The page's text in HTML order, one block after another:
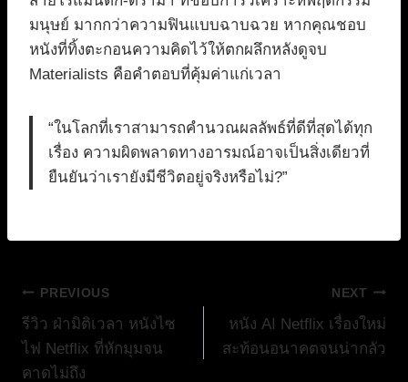
มนุษย์ มากกว่าความฟินแบบฉาบฉวย หากคุณชอบ
หนังที่ทิ้งตะกอนความคิดไว้ให้ตกผลึกหลังดูจบ
Materialists คือคำตอบที่คุ้มค่าแก่เวลา
“ในโลกที่เราสามารถคำนวณผลลัพธ์ที่ดีที่สุดได้ทุก
เรื่อง ความผิดพลาดทางอารมณ์อาจเป็นสิ่งเดียวที่
ยืนยันว่าเรายังมีชีวิตอยู่จริงหรือไม่?”
แนะแนว
เรื่อง
PREVIOUS
รีวิว ฝ่ามิติเวลา หนังไซ
ไฟ Netflix ที่หักมุมจน
คาดไม่ถึง
NEXT
หนัง AI Netflix เรื่องใหม่
สะท้อนอนาคตจนน่ากลัว